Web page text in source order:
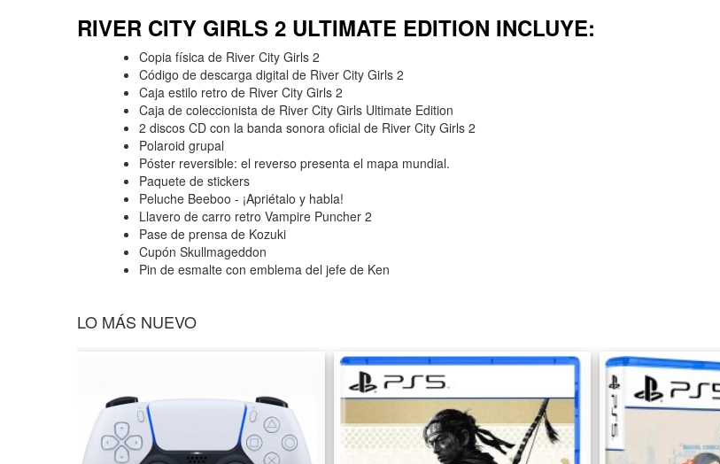
RIVER CITY GIRLS 2 ULTIMATE EDITION INCLUYE:
Copia física de River City Girls 2
Código de descarga digital de River City Girls 2
Caja estilo retro de River City Girls 2
Caja de coleccionista de River City Girls Ultimate Edition
2 discos CD con la banda sonora oficial de River City Girls 2
Polaroid grupal
Póster reversible: el reverso presenta el mapa mundial.
Paquete de stickers
Peluche Beeboo - ¡Apriétalo y habla!
Llavero de carro retro Vampire Puncher 2
Pase de prensa de Kozuki
Cupón Skullmageddon
Pin de esmalte con emblema del jefe de Ken
LO MÁS NUEVO